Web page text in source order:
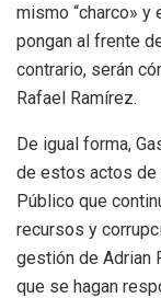
mismo “charco»
pongan al frente
contrario, serán
Rafael Ramírez.
De igual forma,
de estos actos
Público que
recursos y
gestión de Adrian
que se hagan